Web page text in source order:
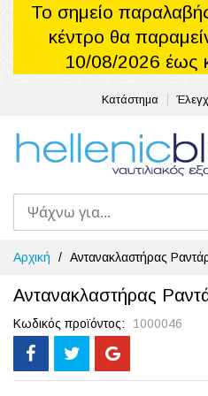
Το σημείο
κέντρο θα
10/08/2026 έως
Κατάστημα
Μετάβαση
στο
περιεχόμενο
Αρχική Αντανακλαστήρας
Αντανακλαστήρας
Κωδικός προϊόντος 1000046